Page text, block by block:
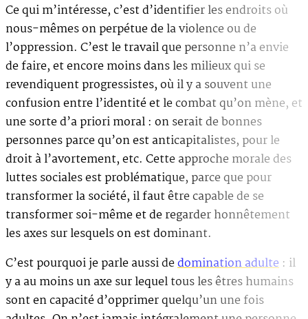
Ce qui m’intéresse, c’est d’identifier les endroits où
nous-mêmes on perpétue de la violence ou de
l’oppression. C’est le travail que personne n’a envie
de faire, et encore moins dans les milieux qui se
revendiquent progressistes, où il y a souvent une
confusion entre l’identité et le combat qu’on mène, et
une sorte d’a priori moral : on serait de bonnes
personnes parce qu’on est anticapitalistes, pour le
droit à l’avortement, etc. Cette approche morale des
luttes sociales est problématique, parce que pour
transformer la société, il faut être capable de se
transformer soi-même et de regarder honnêtement
les axes sur lesquels on est dominant.
C’est pourquoi je parle aussi dedomination adulte : il
y a au moins un axe sur lequel tous les êtres humains
sont en capacité d’opprimer quelqu’un une fois